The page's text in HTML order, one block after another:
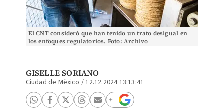
El CNT consideró que han tenido un trato desigual en
los enfoques regulatorios. Foto: Archivo
GISELLE SORIANO
Ciudad de Mèxico /12.12.2024 13:13:41